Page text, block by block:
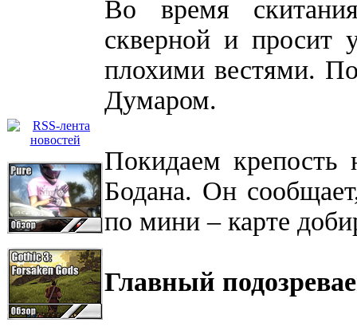
Во время
скверной и просит
плохими вестями.
Думаром.
Покидаем крепость
Бодана. Он
по мини – карте
Главный